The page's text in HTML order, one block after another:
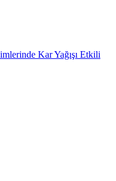
Kar Yağışı Etkili